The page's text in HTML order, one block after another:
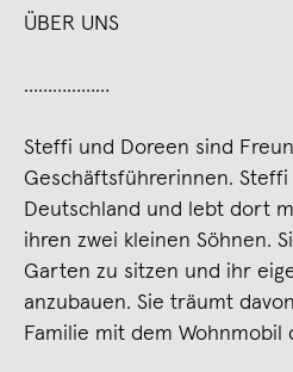
ÜBER UNS
………………
Steffi und Doreen sind
Geschäftsführerinnen.
Deutschland und lebt dort
ihren zwei kleinen Söhnen.
Garten zu sitzen und ihr
anzubauen. Sie träumt
Familie mit dem Wohnmobil